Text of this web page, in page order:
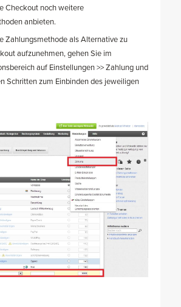
Checkout noch weitere
anbieten.
Zahlungsmethode als Alternative zu
aufzunehmen, gehen Sie im
auf Einstellungen >> Zahlung und
Schritten zum Einbinden des jeweiligen